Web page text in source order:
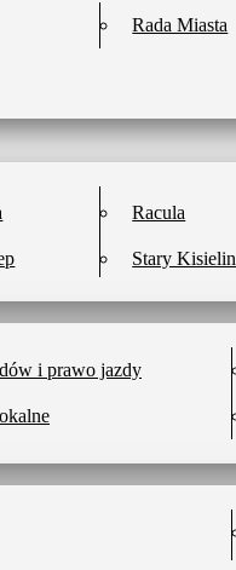
Rada Miasta
Racula
Stary Kisielin
i prawo jazdy